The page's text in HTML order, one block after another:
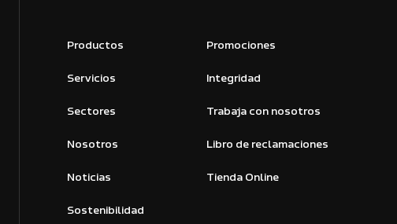
Productos
Servicios
Sectores
Nosotros
Noticias
Sostenibilidad
Promociones
Integridad
Trabaja con nosotros
Libro de reclamaciones
Tienda Online